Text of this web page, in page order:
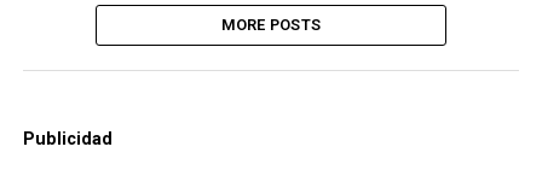
MORE POSTS
Publicidad